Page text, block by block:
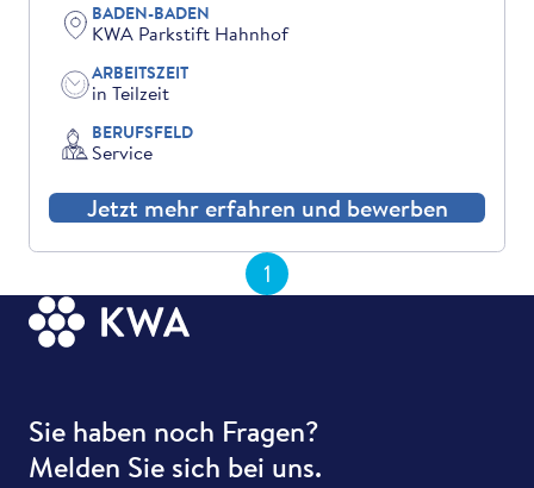
BADEN-BADEN
KWA Parkstift Hahnhof
ARBEITSZEIT
in Teilzeit
BERUFSFELD
Service
Jetzt mehr erfahren und bewerben
1
Sie haben noch Fragen?
Melden Sie sich bei uns.